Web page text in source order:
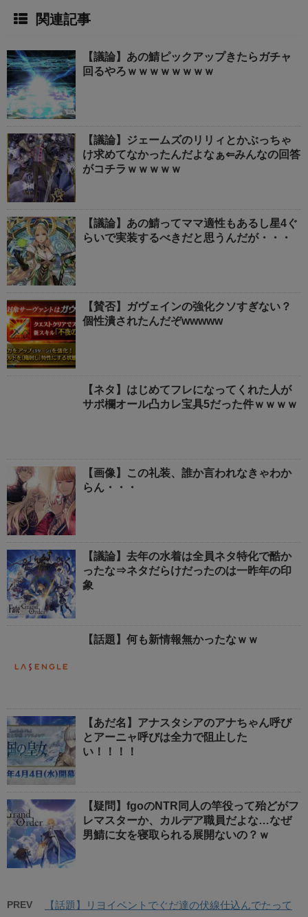
関連記事
【議論】あの鯖ピックアップきたらガチャ
回るやろｗｗｗｗｗｗｗｗ
【議論】ジェームズのリリィとかぶっちゃ
け求めてなかったんだよなぁ⇐みんなの回答
がコチラｗｗｗｗｗ
【議論】あの鯖ってママ適性もあるし星4ぐ
らいで実装するべきだと思うんだが・・・
【賛否】ガヴェインの強化クソすぎない？
個性潰されたんだぞwwwww
【ネタ】はじめてフレになってくれた人が
サポ欄オール凸カレ宝具5だった件ｗｗｗｗ
【画像】この礼装、誰か言われなきゃわか
らん・・・
【議論】去年の水着は全員ネタ特化で酷か
ったな⇒ネタだらけだったのは一昨年の印
象
【話題】何も新情報無かったなｗｗ
【あだ名】アナスタシアのアナちゃん呼び
とアーニャ呼びは全力で阻止した
い！！！！
【疑問】fgoのNTR同人の竿役って殆どがフ
レマスターか、カルデア職員だよな…なぜ
男鯖に女を寝取られる展開ないの？ｗ
PREV
【話題】リヨイベントでぐだ達の伏線仕込んでたって